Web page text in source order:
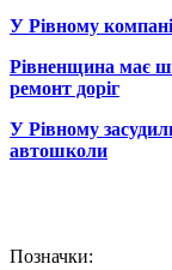
У Рівному
Рівненщина має
ремонт доріг
У Рівному
автошколи
Позначки: